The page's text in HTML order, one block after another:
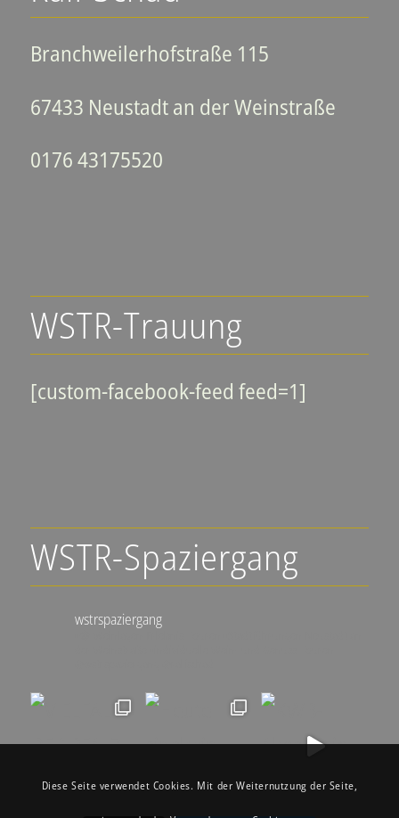
Branchweilerhofstraße 115
67433 Neustadt an der Weinstraße
0176 43175520
WSTR-Trauung
[custom-facebook-feed feed=1]
WSTR-Spaziergang
wstrspaziergang
Diese Seite verwendet Cookies. Mit der Weiternutzung der Seite,